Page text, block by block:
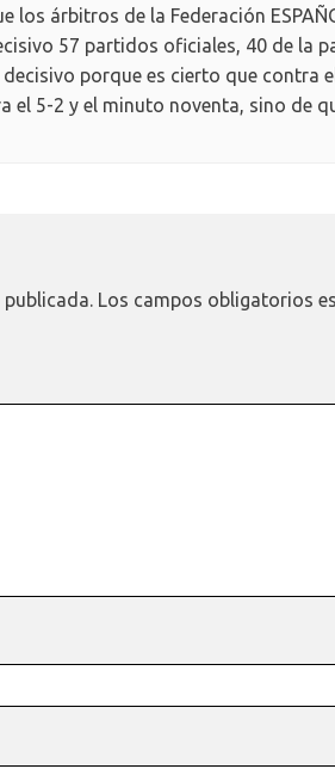
los árbitros de la Federación
57 partidos oficiales, 40 de la
porque es cierto que contra
el 5-2 y el minuto noventa, sino de
Los campos obligatorios